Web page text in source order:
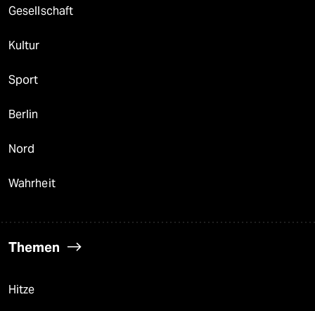
Gesellschaft
Kultur
Sport
Berlin
Nord
Wahrheit
Themen
Hitze